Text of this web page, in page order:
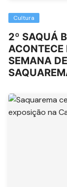
Cultura
2º SAQUÁ
ACONTECE
SEMANA